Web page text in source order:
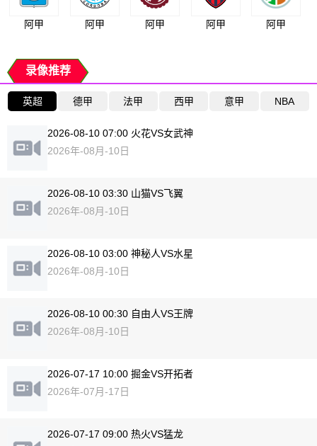
阿甲 阿甲 阿甲 阿甲 阿甲
录像推荐
英超 德甲 法甲 西甲 意甲 NBA
2026-08-10 07:00 火花VS女武神
2026年-08月-10日
2026-08-10 03:30 山猫VS飞翼
2026年-08月-10日
2026-08-10 03:00 神秘人VS水星
2026年-08月-10日
2026-08-10 00:30 自由人VS王牌
2026年-08月-10日
2026-07-17 10:00 掘金VS开拓者
2026年-07月-17日
2026-07-17 09:00 热火VS猛龙